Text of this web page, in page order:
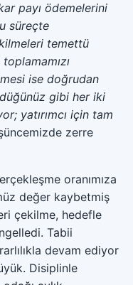
payı ödemelerini
süreçte
temettü
ise doğrudan
gibi her iki
yatırımcı için tam
zerre
oranımıza
değer kaybetmiş
çekilme, hedefle
Tabii
devam ediyor
Disiplinle